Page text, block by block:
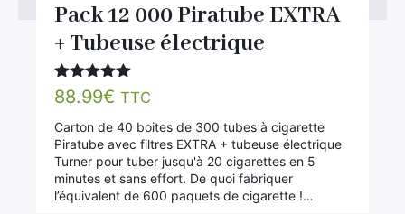
Pack 12 000 Piratube EXTRA
+ Tubeuse électrique
Note5.00
sur 5
88.99€ TTC
Carton de 40 boites de 300 tubes à cigarette
Piratube avec filtres EXTRA + tubeuse électrique
Turner pour tuber jusqu'à 20 cigarettes en 5
minutes et sans effort. De quoi fabriquer
l’équivalent de 600 paquets de cigarette !…